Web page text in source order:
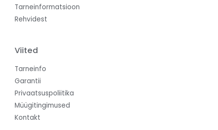
Tarneinformatsioon
Rehvidest
Viited
Tarneinfo
Garantii
Privaatsuspoliitika
Müügitingimused
Kontakt